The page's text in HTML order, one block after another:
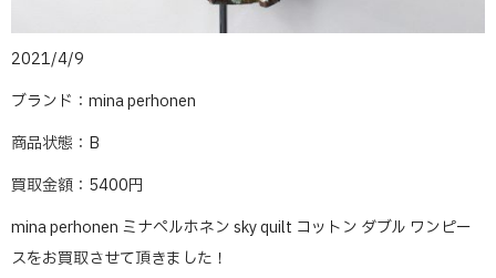
2021/4/9
ブランド：mina perhonen
商品状態：B
買取金額：5400円
mina perhonen ミナペルホネン sky quilt コットン ダブル ワンピー
スをお買取させて頂きました！